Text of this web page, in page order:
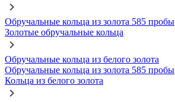
Обручальные кольца из золота 585 пробы
Золотые обручальные кольца
Обручальные кольца из белого золота
Обручальные кольца из золота 585 пробы
Кольца из белого золота